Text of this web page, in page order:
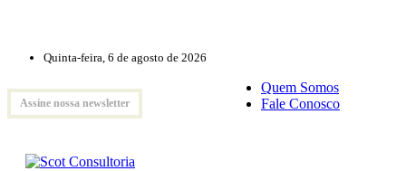
Quinta-feira, 6 de agosto de 2026
Assine nossa newsletter
Quem Somos
Fale Conosco